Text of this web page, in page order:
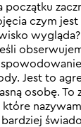
początku
czym
Jest to
osobę. To
które
bardziej